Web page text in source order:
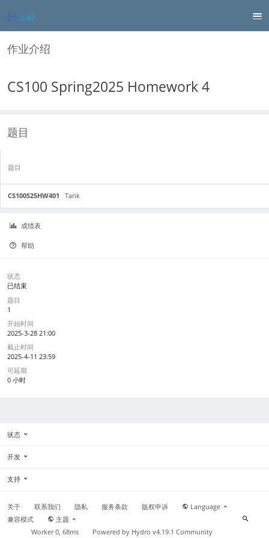
作业介绍
CS100 Spring2025 Homework 4
题目
题目
CS100S25HW401 Tank
成绩表
帮助
状态
已结束
题目
1
开始时间
2025-3-28 21:00
截止时间
2025-4-11 23:59
可延期
0 小时
状态
开发
支持
关于 联系我们 隐私 服务条款 版权申诉
Language
兼容模式
主题
Worker 0, 68ms
Powered by Hydro v4.19.1 Community